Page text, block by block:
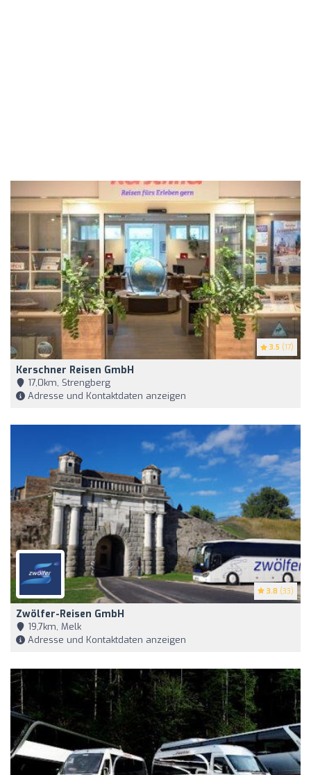
3.5 (17)
Kerschner Reisen GmbH
17,0km, Strengberg
Adresse und Kontaktdaten anzeigen
3.8 (33)
Zwölfer-Reisen GmbH
19,7km, Melk
Adresse und Kontaktdaten anzeigen